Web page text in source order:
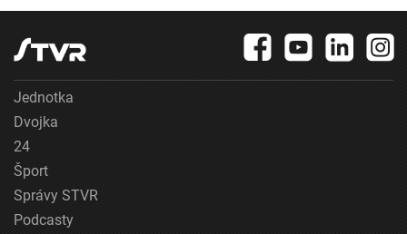
Jednotka
Dvojka
24
Šport
Správy STVR
Podcasty